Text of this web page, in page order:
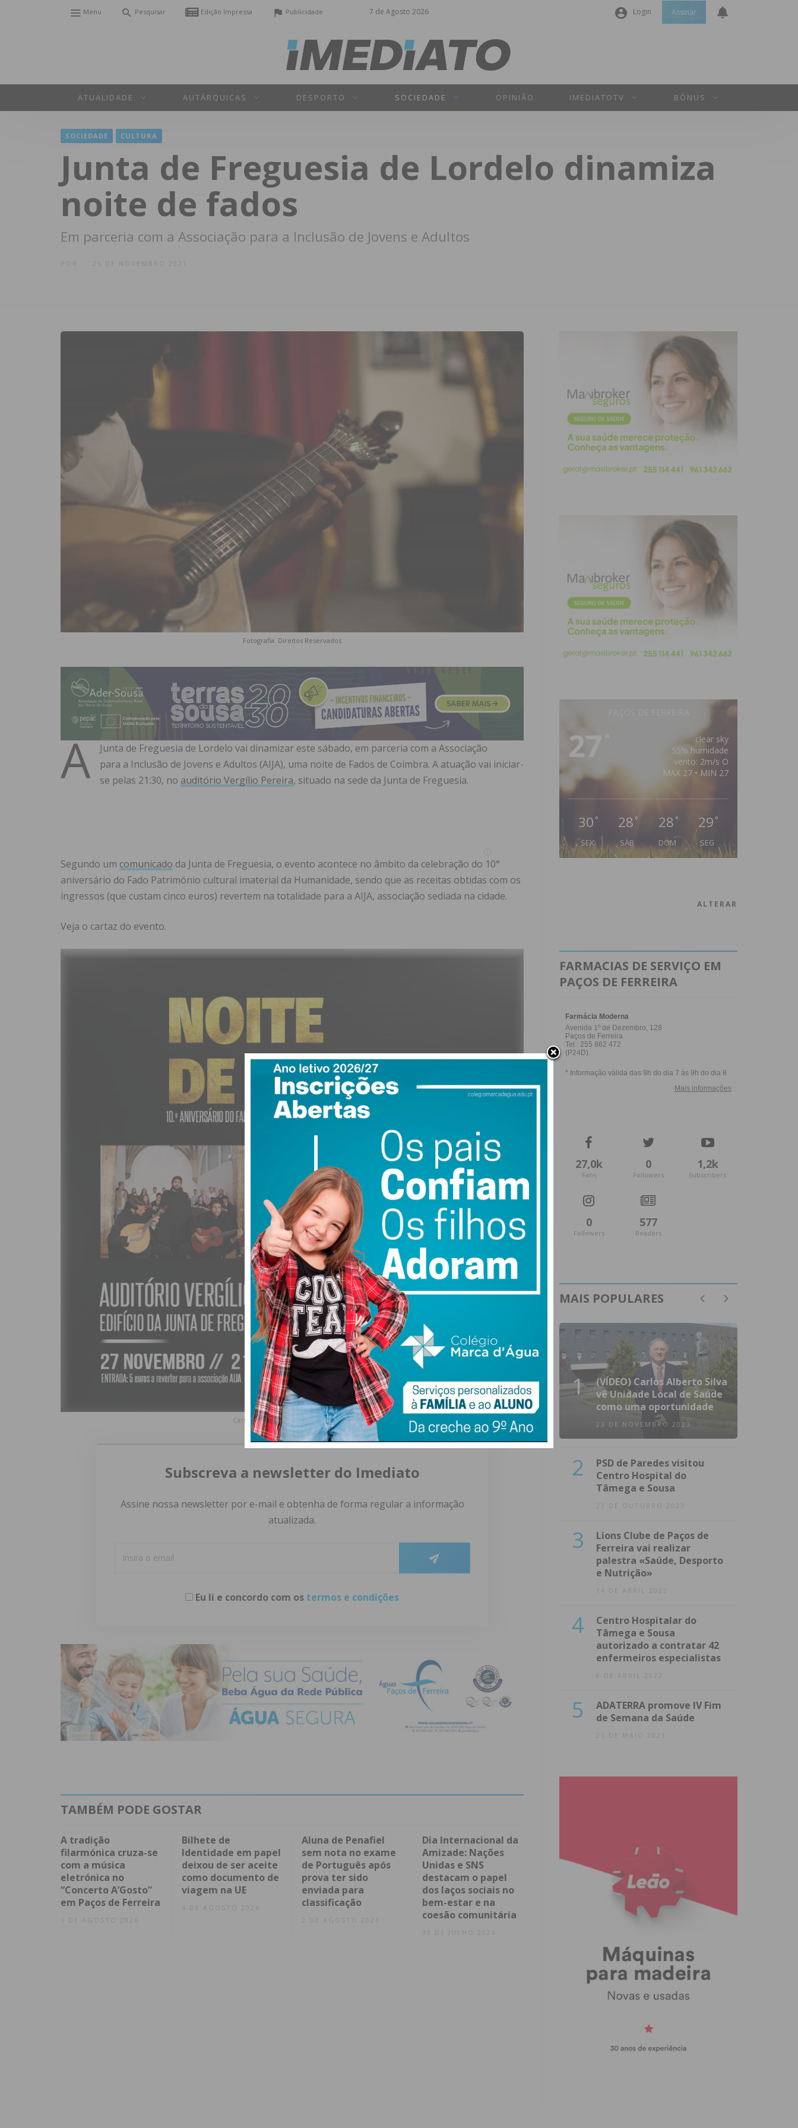
7 de Agosto 2026
Menu Pesquisar Edição Impressa Publicidade Login
Senha
INICIAR SESSÃO
Assinar
ATUALIDADE AUTÁRQUICAS DESPORTO SOCIEDADE OPINIÃO IMEDIATOTV BÓNUS
SOCIEDADE CULTURA
Junta de Freguesia de Lordelo dinamiza
noite de fados
Em parceria com a Associação para a Inclusão de Jovens e Adultos
Fotografia: Direitos Reservados
A
Junta de Freguesia de Lordelo vai dinamizar este sábado, em parceria com a Associação
para a Inclusão de Jovens e Adultos (AIJA), uma noite de Fados de Coimbra. A atuação vai iniciar-
se pelas 21:30, no auditório Vergílio Pereira, situado na sede da Junta de Freguesia.
Segundo um comunicado da Junta de Freguesia, o evento acontece no âmbito da celebração do 10°
aniversário do Fado Património cultural imaterial da Humanidade, sendo que as receitas obtidas com os
ingressos (que custam cinco euros) revertem na totalidade para a AIJA, associação sediada na cidade.
Veja o cartaz do evento.
Cartaz: Junta de Freguesia de Lordelo
Subscreva a newsletter do Imediato
Assine nossa newsletter por e-mail e obtenha de forma regular a informação
atualizada.
Eu li e concordo com os termos e condições
TAMBÉM PODE GOSTAR
A tradição
filarmónica cruza-se
com a música
eletrónica no
“Concerto A’Gosto”
em Paços de Ferreira
6 DE AGOSTO 2026
Bilhete de
Identidade em papel
deixou de ser aceite
como documento de
viagem na UE
6 DE AGOSTO 2026
Aluna de Penafiel
sem nota no exame
de Português após
prova ter sido
enviada para
classificação
2 DE AGOSTO 2026
Dia Internacional da
Amizade: Nações
Unidas e SNS
destacam o papel
dos laços sociais no
bem-estar e na
coesão comunitária
27
clear sky
55% humidade
vento: 2m/s O
MAX 27 • MIN 27
30 °
SEX
28 °
SÁB
28 °
DOM
29 °
SEG
ALTERAR
FARMACIAS DE SERVIÇO EM
PAÇOS DE FERREIRA
27,0k
Fans
0
Followers
1,2k
Subscribers
0
Followers
577
Readers
MAIS POPULARES
1
(VÍDEO) Carlos Alberto Silva
vê Unidade Local de Saúde
como uma oportunidade
23 DE NOVEMBRO 2023
2
PSD de Paredes visitou
Centro Hospital do
Tâmega e Sousa
23 DE OUTUBRO 2023
3
Lions Clube de Paços de
Ferreira vai realizar
palestra «Saúde, Desporto
e Nutrição»
14 DE ABRIL 2022
4
Centro Hospitalar do
Tâmega e Sousa
autorizado a contratar 42
enfermeiros especialistas
8 DE ABRIL 2022
5
ADATERRA promove IV Fim
de Semana da Saúde
21 DE MAIO 2021